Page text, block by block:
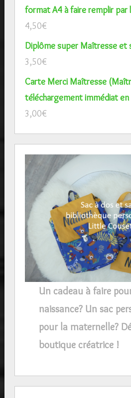
format A4 à faire remplir par
4,50€
Diplôme super Maîtresse et
3,50€
Carte Merci Maîtresse
téléchargement immédiat en
3,00€
Un cadeau à faire
naissance? Un sac
pour la maternelle?
boutique créatrice !